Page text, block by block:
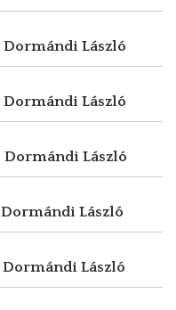
Dormándi László
Dormándi László
Dormándi László
Dormándi László
Dormándi László